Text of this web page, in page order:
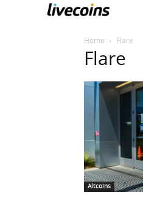
Home Flare
Flare
Altcoins